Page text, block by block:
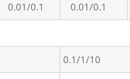
0.01/0.1
0.01/0.1
0.1/1/10